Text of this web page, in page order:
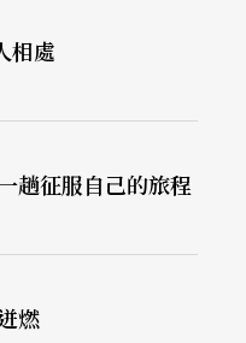
聽明眼人的交談，
愛。陳玉慧僅僅在台
人院的生活有了曲
立體。
，所以有鈴鼓被使
隨著鈴聲走到了一
相處
翠鳳、陳昭婷 一趟征服自己的旅程
迸燃